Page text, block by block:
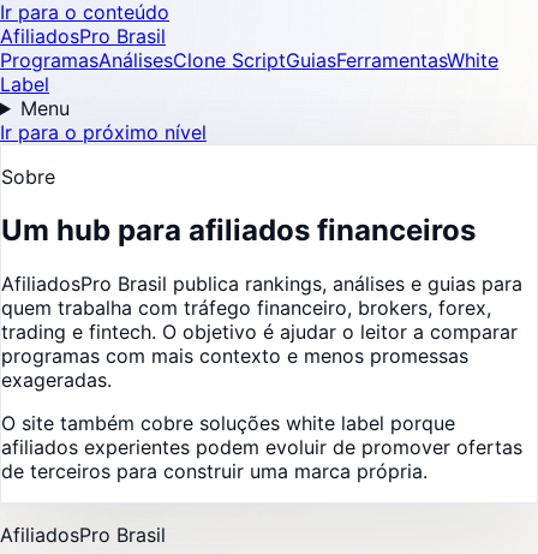
Ir para o conteúdo
AfiliadosPro Brasil
ProgramasAnálisesClone ScriptGuiasFerramentasWhite
Label
Menu
Ir para o próximo nível
Sobre
Um hub para afiliados financeiros
AfiliadosPro Brasil publica rankings, análises e guias para
quem trabalha com tráfego financeiro, brokers, forex,
trading e fintech. O objetivo é ajudar o leitor a comparar
programas com mais contexto e menos promessas
exageradas.
O site também cobre soluções white label porque
afiliados experientes podem evoluir de promover ofertas
de terceiros para construir uma marca própria.
AfiliadosPro Brasil